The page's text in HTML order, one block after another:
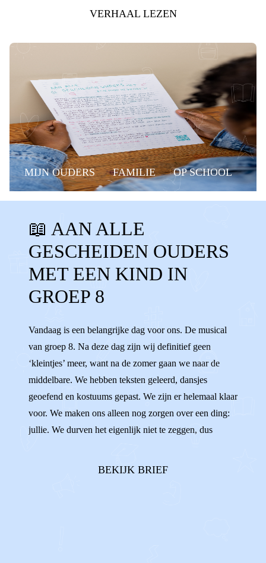
VERHAAL LEZEN
MIJN OUDERS FAMILIE OP SCHOOL
BELANGRIJKE MOMENTEN GROEP 8
MUSICAL EINDMUSICAL
GROEP 8 MUSICAL RAPPORT
MIDDELBARE BASISSCHOOL
LAGERE SCHOOL
OMA'S NAAST ELKAAR
📖 AAN ALLE
GESCHEIDEN OUDERS
MET EEN KIND IN
GROEP 8
Vandaag is een belangrijke dag voor ons. De musical
van groep 8. Na deze dag zijn wij definitief geen
‘kleintjes’ meer, want na de zomer gaan we naar de
middelbare. We hebben teksten geleerd, dansjes
geoefend en kostuums gepast. We zijn er helemaal klaar
voor. We maken ons alleen nog zorgen over een ding:
jullie. We durven het eigenlijk niet te zeggen, dus
BEKIJK BRIEF